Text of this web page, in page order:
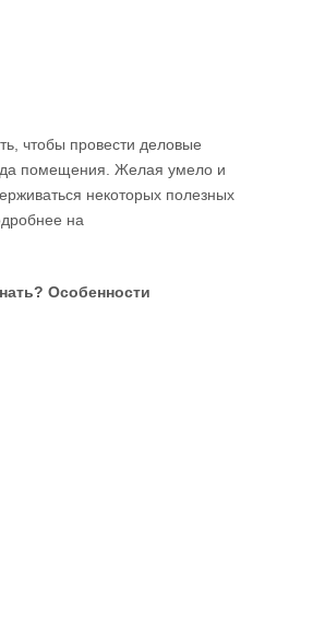
чтобы провести деловые
помещения. Желая умело и
некоторых полезных
на
Особенности